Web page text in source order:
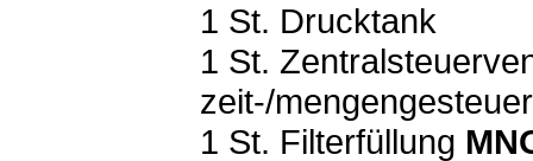
1 St. Drucktank
1 St.
zeit-/
1 St. Filterfüllung